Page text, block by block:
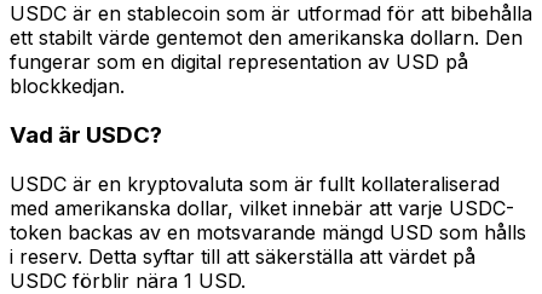
USDC är en stablecoin som är utformad för att bibehålla
ett stabilt värde gentemot den amerikanska dollarn. Den
fungerar som en digital representation av USD på
blockkedjan.
Vad är USDC?
USDC är en kryptovaluta som är fullt kollateraliserad
med amerikanska dollar, vilket innebär att varje USDC-
token backas av en motsvarande mängd USD som hålls
i reserv. Detta syftar till att säkerställa att värdet på
USDC förblir nära 1 USD.